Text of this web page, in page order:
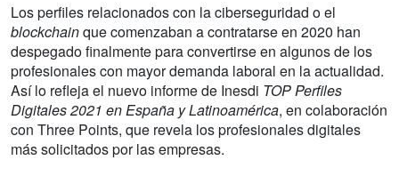
Los perfiles relacionados con la ciberseguridad o el
blockchainque comenzaban a contratarse en 2020 han
despegado finalmente para convertirse en algunos de los
profesionales con mayor demanda laboral en la actualidad.
Así lo refleja el nuevo informe de Inesdi TOP Perfiles
Digitales 2021 en España y Latinoamérica, en colaboración
con Three Points, que revela los profesionales digitales
más solicitados por las empresas.